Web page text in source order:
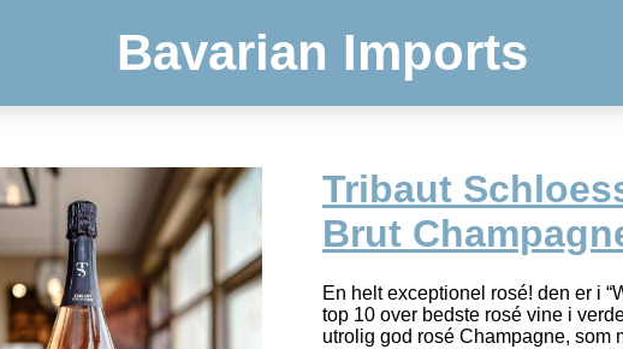
Bavarian Imports
Tribaut
Brut
En helt exceptionel rosé! den er i
top 10 over bedste rosé vine i
utrolig god rosé Champagne, som